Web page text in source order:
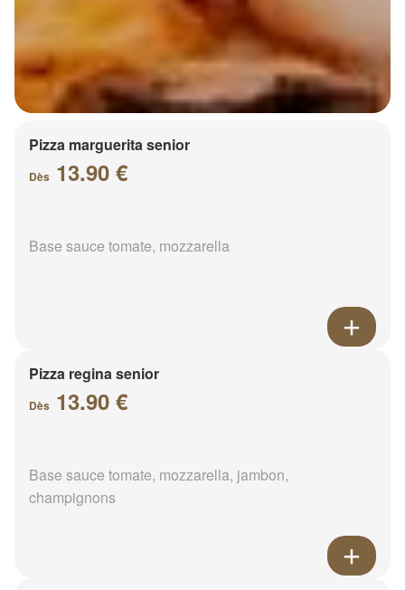
Pizza marguerita senior
Dès 13.90 €
Base sauce tomate, mozzarella
Pizza regina senior
Dès 13.90 €
Base sauce tomate, mozzarella, jambon,
champignons